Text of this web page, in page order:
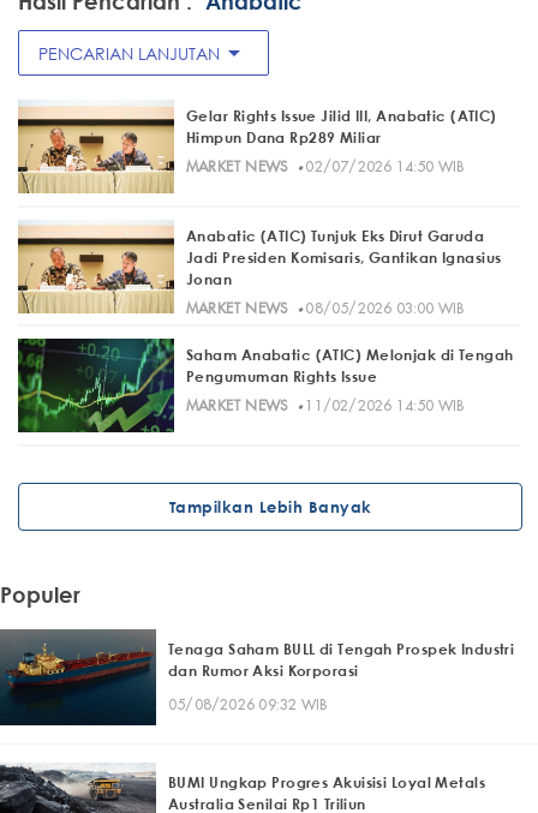
PENCARIAN LANJUTAN arrow_drop_down
Gelar Rights Issue Jilid III, Anabatic (ATIC)
Himpun Dana Rp289 Miliar
MARKET NEWS· 02/07/2026 14:50 WIB
Anabatic (ATIC) Tunjuk Eks Dirut Garuda
Jadi Presiden Komisaris, Gantikan Ignasius
Jonan
MARKET NEWS· 08/05/2026 03:00 WIB
Saham Anabatic (ATIC) Melonjak di Tengah
Pengumuman Rights Issue
MARKET NEWS· 11/02/2026 14:50 WIB
Tampilkan Lebih Banyak
Populer
Tenaga Saham BULL di Tengah Prospek Industri
dan Rumor Aksi Korporasi
05/08/2026 09:32 WIB
BUMI Ungkap Progres Akuisisi Loyal Metals
Australia Senilai Rp1 Triliun